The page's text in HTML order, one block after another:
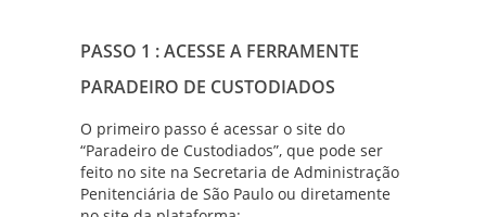
PASSO 1 : ACESSE A FERRAMENTE
PARADEIRO DE CUSTODIADOS
O primeiro passo é acessar o site do
“Paradeiro de Custodiados”, que pode ser
feito no site na Secretaria de Administração
Penitenciária de São Paulo ou diretamente